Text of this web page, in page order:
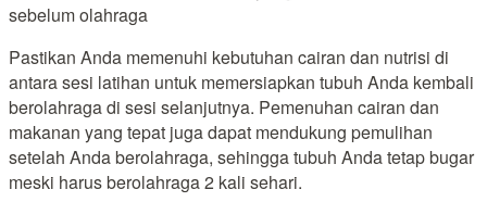
Pastikan Anda memenuhi kebutuhan cairan dan nutrisi di
antara sesi latihan untuk memersiapkan tubuh Anda kembali
berolahraga di sesi selanjutnya. Pemenuhan cairan dan
makanan yang tepat juga dapat mendukung pemulihan
setelah Anda berolahraga, sehingga tubuh Anda tetap bugar
meski harus berolahraga 2 kali sehari.